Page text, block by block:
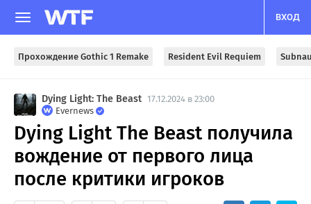
ВХОД
Прохождение Gothic 1 Remake Resident Evil Requiem
Dying Light: The Beast 17.12.2024 в 23:00
Evernews
Dying Light The Beast получила
вождение от первого лица
после критики игроков